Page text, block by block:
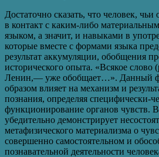
Достаточно сказать, что человек,
в контакт с каким-либо
языком, а значит, и навыками в
которые вместе с формами языка
результат аккумуляции, обобщения
исторического опыта. «Всякое
Ленин,— уже обобщает…». Данный
образом влияет на механизм и
познания, определяя специфически-
функционирование органов чувств.
убедительно демонстрирует
метафизического материализма о
совершенно самостоятельном и
познавательной деятельности